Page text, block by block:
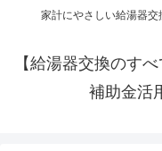
家計にやさしい給湯器交
【給湯器交換のす
補助金活